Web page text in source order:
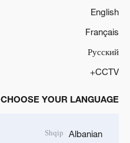
English
Français
Русский
CCTV+
CHOOSE YOUR LANGUAGE
Albanian
Shqip